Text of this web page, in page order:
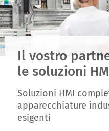
Il vostro
le soluzioni
Soluzioni HMI
apparecchiature
esigenti